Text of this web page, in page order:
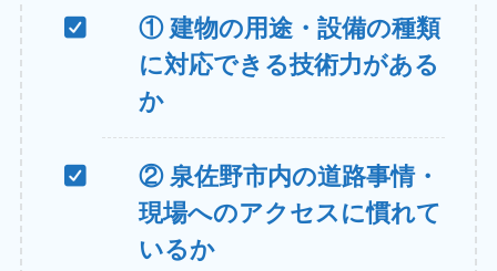
① 建物の用途・設備の種類
に対応できる技術力がある
か
② 泉佐野市内の道路事情・
現場へのアクセスに慣れて
いるか